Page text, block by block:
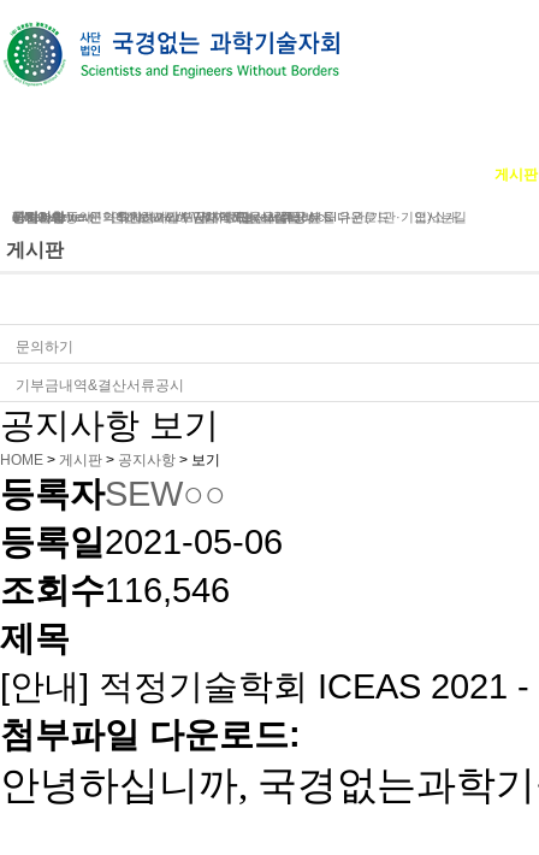
단체소개 연혁 인사말 함께하는 사람들 CI다운로드 오시는길
사업분야
게시판
공지사항 문의하기 기부금내역&결산서류공시
e-Newsletter 연간보고서/도서/자료집 갤러리 유관(기관·기업)소개
iWc Overview Structure of iWc Research topics
회원가입동의 후원하기 단체에 도움을 주신 분들
게시판
문의하기
기부금내역&결산서류공시
공지사항 보기
HOME > 게시판 > 공지사항 > 보기
등록자SEW○○
등록일2021-05-06
조회수116,546
제목
[안내] 적정기술학회 ICEAS 2021
첨부파일 다운로드:
안녕하십니까, 국경없는과학